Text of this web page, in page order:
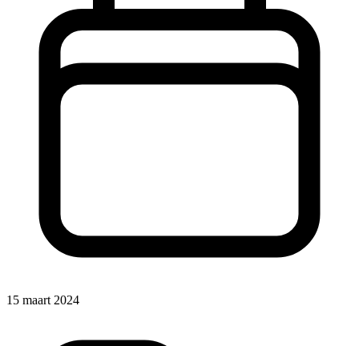
15 maart 2024